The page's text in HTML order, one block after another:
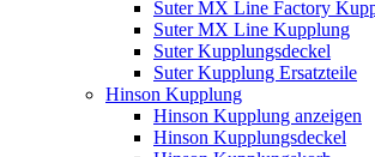
Suter MX Line Factory
Suter MX Line Kupplung
Suter Kupplungsdeckel
Suter Kupplung Ersatzteile
Hinson Kupplung
Hinson Kupplung anzeigen
Hinson Kupplungsdeckel